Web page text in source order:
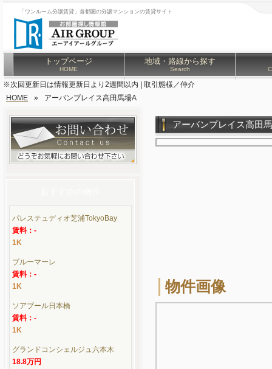
「ワンルーム分譲賃貸」首都圏の分譲マンションの賃貸サイト
トップページ
HOME
地域・路線から探す
Search
※次回更新日は情報更新日より2週間以内 | 取引態様／仲介
HOME
» アーバンプレイス高田馬場A
アーバンプレイス高田
物件画像
パレステュディオ芝浦TokyoBay
賃料：-
1K
ブルーマーレ
賃料：-
1K
ソアブール日本橋
賃料：-
1K
グランドコンシェルジュ六本木
18.8万円